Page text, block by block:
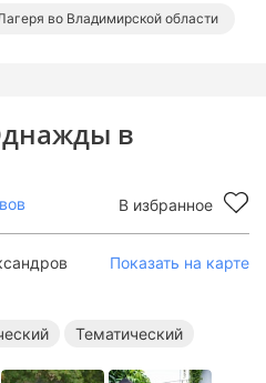
в
В избранное
Показать на карте
Тематический
во Владимирской области